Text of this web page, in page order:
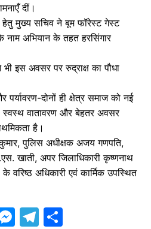
दीं।
हेतु मुख्य सचिव ने बूम फॉरेस्ट गेस्ट
अभियान के तहत हरसिंगार
इस अवसर पर रुद्राक्ष का पौधा
दोनों ही क्षेत्र समाज को नई
स्वस्थ वातावरण और बेहतर अवसर
है।
कुमार, पुलिस अधीक्षक अजय गणपति,
खाती, अपर जिलाधिकारी कृष्णनाथ
के वरिष्ठ अधिकारी एवं कार्मिक उपस्थित
M T S